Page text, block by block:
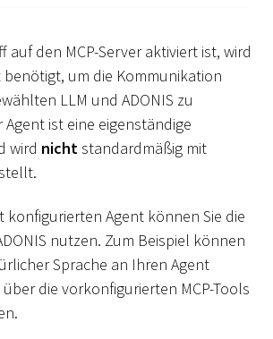
auf den MCP-Server aktiviert ist, wird
um die Kommunikation
LLM und ADONIS zu
ist eine eigenständige
wird nichtstandardmäßig mit
konfigurierten Agent können Sie die
nutzen. Zum Beispiel können
Sprache an Ihren Agent
die vorkonfigurierten MCP-Tools